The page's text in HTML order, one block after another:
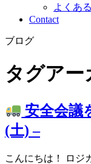
よくあ
Contact
ブログ
タグアー
安全会議
(土) –
こんにちは！ ロ